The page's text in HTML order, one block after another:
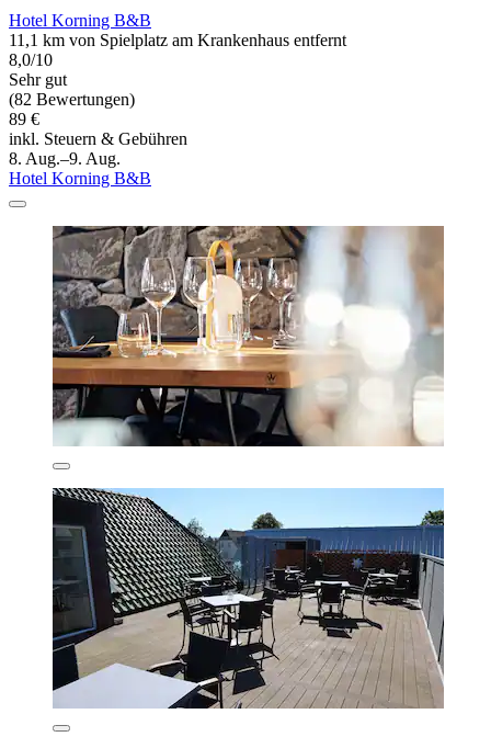
Hotel Korning B&B
11,1 km von Spielplatz am Krankenhaus entfernt
8,0/10
Sehr gut
(82 Bewertungen)
89 €
inkl. Steuern & Gebühren
8. Aug.–9. Aug.
Hotel Korning B&B